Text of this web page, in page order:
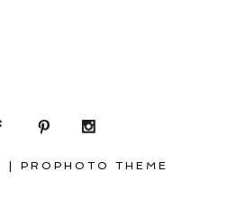
| PROPHOTO THEME